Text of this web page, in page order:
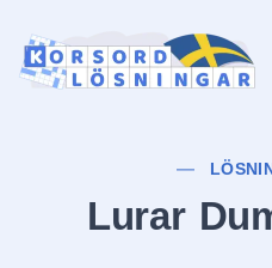
Lurar